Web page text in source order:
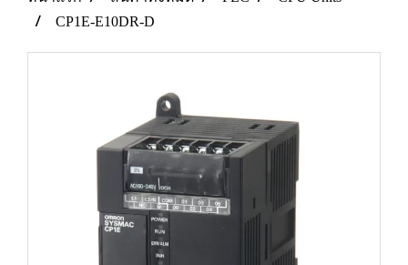
CP1E-E10DR-D